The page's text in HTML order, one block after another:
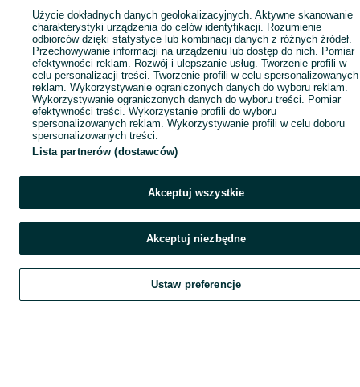
Szukaj Obserwujesz Dodaj Czat
Użycie dokładnych danych geolokalizacyjnych. Aktywne skanowanie
charakterystyki urządzenia do celów identyfikacji. Rozumienie
odbiorców dzięki statystyce lub kombinacji danych z różnych źródeł.
Przechowywanie informacji na urządzeniu lub dostęp do nich. Pomiar
efektywności reklam. Rozwój i ulepszanie usług. Tworzenie profili w
celu personalizacji treści. Tworzenie profili w celu spersonalizowanych
reklam. Wykorzystywanie ograniczonych danych do wyboru reklam.
Wykorzystywanie ograniczonych danych do wyboru treści. Pomiar
efektywności treści. Wykorzystanie profili do wyboru
spersonalizowanych reklam. Wykorzystywanie profili w celu doboru
spersonalizowanych treści.
Lista partnerów (dostawców)
Akceptuj wszystkie
Akceptuj niezbędne
Ustaw preferencje